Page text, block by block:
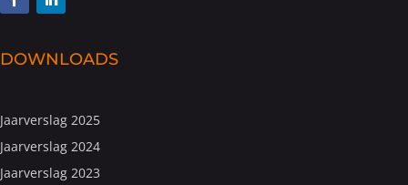
DOWNLOADS
Jaarverslag 2025
Jaarverslag 2024
Jaarverslag 2023